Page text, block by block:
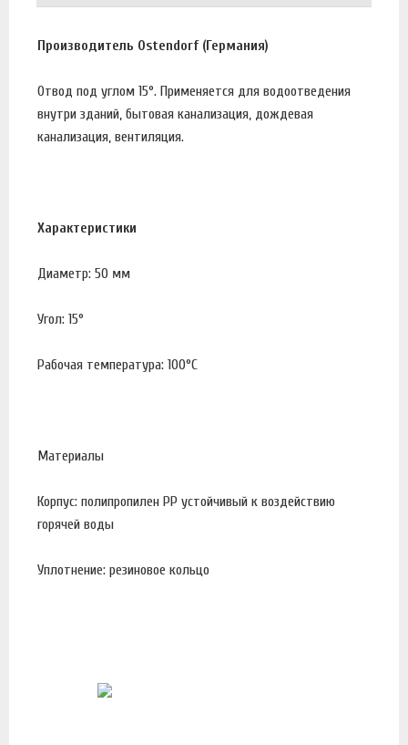
Производитель Ostendorf (Германия)
Отвод под углом 15°. Применяется для водоотведения
внутри зданий, бытовая канализация, дождевая
канализация, вентиляция.
Характеристики
Диаметр: 50 мм
Угол: 15°
Рабочая температура: 100°С
Материалы
Корпус: полипропилен PP устойчивый к воздействию
горячей воды
Уплотнение: резиновое кольцо